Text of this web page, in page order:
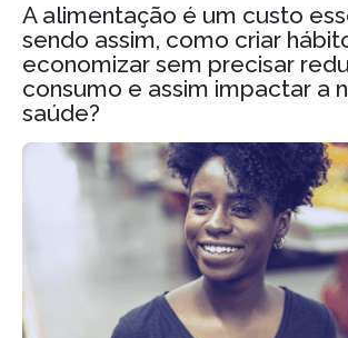
A alimentação é um custo
sendo assim, como criar
economizar sem precisar
consumo e assim impactar a
saúde?